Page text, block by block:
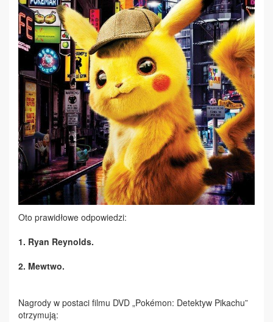
Oto prawidłowe odpowiedzi:
1. Ryan Reynolds.
2. Mewtwo.
Nagrody w postaci filmu DVD „Pokémon: Detektyw Pikachu”
otrzymują: